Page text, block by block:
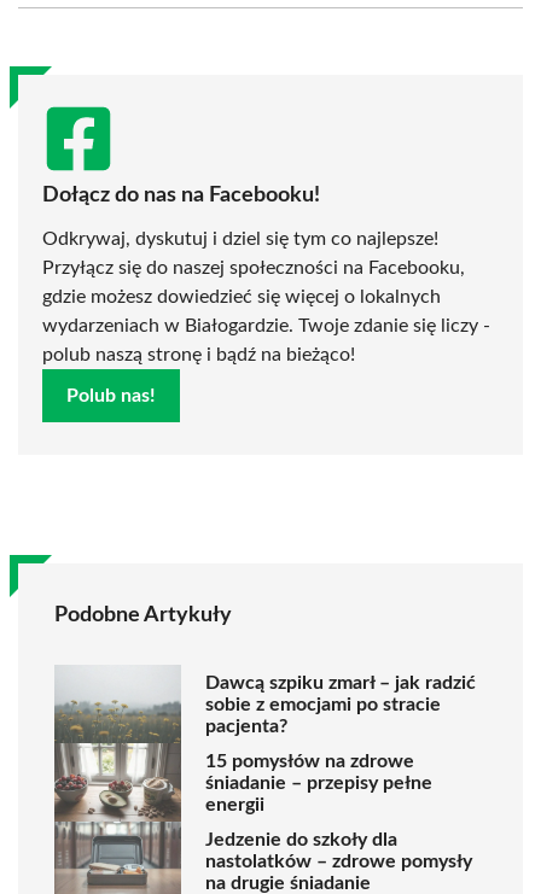
(Twitter)
Dołącz do nas na Facebooku!
Odkrywaj, dyskutuj i dziel się tym co najlepsze!
Przyłącz się do naszej społeczności na Facebooku,
gdzie możesz dowiedzieć się więcej o lokalnych
wydarzeniach w Białogardzie. Twoje zdanie się liczy -
polub naszą stronę i bądź na bieżąco!
Polub nas!
Podobne Artykuły
Dawcą szpiku zmarł – jak radzić
sobie z emocjami po stracie
pacjenta?
15 pomysłów na zdrowe
śniadanie – przepisy pełne
energii
Jedzenie do szkoły dla
nastolatków – zdrowe pomysły
na drugie śniadanie